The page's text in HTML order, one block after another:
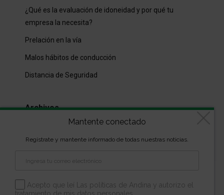
¿Qué es la evaluación de idoneidad y por qué tu
empresa la necesita?
Prelación en la vía
Malos hábitos de conducción
Distancia de Seguridad
Archivos
propiedad de la Escuela Andina | Todos los derechos
Mantente conectado
Regístrate y mantente informado de todas nuestras noticias.
Acepto que leí Las políticas de Andina y autorizo el